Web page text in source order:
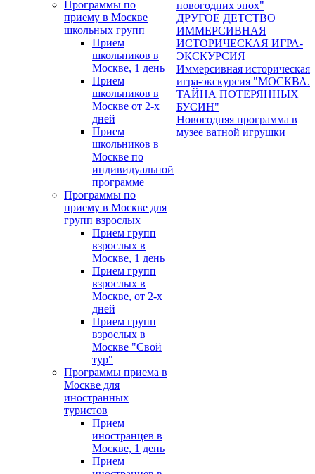
Программы по
приему в Москве
школьных групп
Прием
школьников в
Москве, 1 день
Прием
школьников в
Москве от 2-х
дней
Прием
школьников в
Москве по
индивидуальной
программе
Программы по
приему в Москве для
групп взрослых
Прием групп
взрослых в
Москве, 1 день
Прием групп
взрослых в
Москве, от 2-х
дней
Прием групп
взрослых в
Москве "Свой
тур"
Программы приема в
Москве для
иностранных
туристов
Прием
иностранцев в
Москве, 1 день
Прием
новогодних эпох"
ДРУГОЕ ДЕТСТВО
ИММЕРСИВНАЯ
ИСТОРИЧЕСКАЯ ИГРА-
ЭКСКУРСИЯ
Иммерсивная историческая
игра-экскурсия "МОСКВА.
ТАЙНА ПОТЕРЯННЫХ
БУСИН"
Новогодняя программа в
музее ватной игрушки